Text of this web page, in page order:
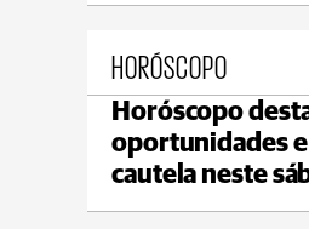
HORÓSCOPO
Horóscopo
oportunidades
cautela nestemax